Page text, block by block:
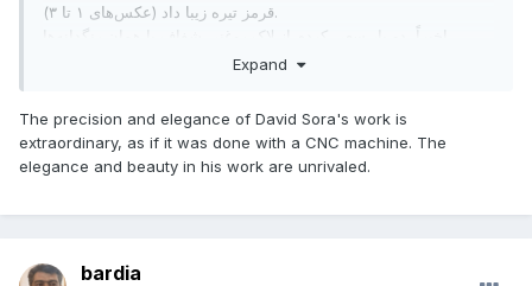
قرمز تیره زیبا داد (عکس‌های ۱ تا ۳).
اخیراً، دو بار سعی کردم از لاک روغنی شفاف با همان رنگدانه‌ها
استفاده کنم، اما هر دو بار رنگ به سمت نارنجی متمایل شد - که
کسی می‌دونه چرا این اتفاق می‌افته؟ و چیکار می‌تونم بکنم که رنگ
Expand
The precision and elegance of David Sora's work is
extraordinary, as if it was done with a CNC machine. The
elegance and beauty in his work are unrivaled.
bardia